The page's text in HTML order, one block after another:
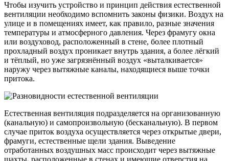
Чтобы изучить устройство и принцип действия естественной
вентиляции необходимо вспомнить законы физики. Воздух на
улице и в помещениях имеет, как правило, разные значения
температуры и атмосферного давления. Через фрамугу окна
или воздуховод, расположенный в стене, более плотный
прохладный воздух проникает внутрь здания, а более лёгкий
и тёплый, но уже загрязнённый воздух «выталкивается»
наружу через вытяжные каналы, находящиеся выше точки
притока.
Естественная вентиляция подразделяется на организованную
(канальную) и самопроизвольную (бесканальную). В первом
случае приток воздуха осуществляется через открытые двери,
фрамуги, естественные щели здания. Выведение
отработанных воздушных масс происходит через вытяжные